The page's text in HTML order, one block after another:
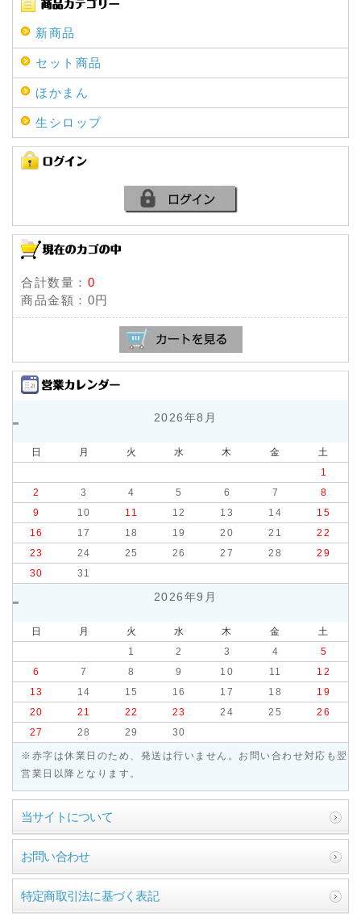
台風による商品お届け遅延に関する情報はこちらか
らご確認をお願いいたします。
2022年08月03日
先日より実施しておりました「長野県産品送料無料
キャンペーン」ですが、 好評につき、支援額の上限
に達したため終了とさせていただきます。 たくさん
のご利用ありがとうございました。
2022年06月01日
生シロップコーヒー現在庫にて終売のお知らせ
【重要】価格改定のお知らせ ※必ずご確認くださ
いますようお願いいたします
2022年01月30日
【メディア掲載情報】TBS「バナナマンの早起きせ
っかくグルメ!!」にて鬼くるみ入あんまんをご紹介い
ただきました！
新商品
セット商品
ほかまん
生シロップ
合計数量： 0
商品金額： 0円
2026年8月
日 月 火 水 木 金
土
1
2
3 4 5 6 7
8
9
10 11 12 13 14
15
16
17 18 19 20 21
22
23
24 25 26 27 28
29
30
31
2026年9月
日 月 火 水 木 金
土
1
2 3 4
5
6
7 8 9 10 11
12
13
14 15 16 17 18
19
20
21 22 23 24 25
26
27
28 29 30
※赤字は休業日のため、発送は行いません。お問い合わせ対応も翌
営業日以降となります。
当サイトについて
お問い合わせ
特定商取引法に基づく表記